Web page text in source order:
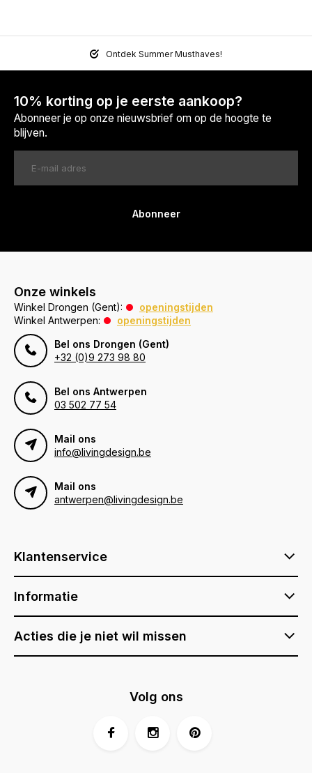
Ontdek Summer Musthaves!
10% korting op je eerste aankoop?
Abonneer je op onze nieuwsbrief om op de hoogte te
blijven.
Abonneer
Onze winkels
Winkel Drongen (Gent):
openingstijden
Winkel Antwerpen:
openingstijden
Bel ons Drongen (Gent)
+32 (0)9 273 98 80
Bel ons Antwerpen
03 502 77 54
Mail ons
info@livingdesign.be
Mail ons
antwerpen@livingdesign.be
Klantenservice
Informatie
Acties die je niet wil missen
Volg ons